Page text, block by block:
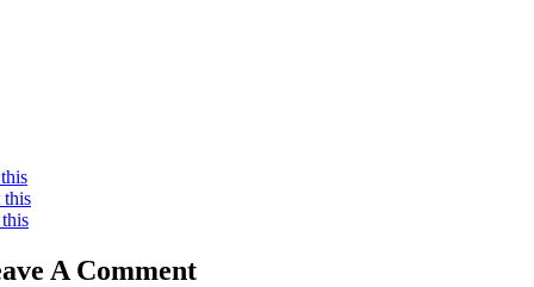
this
A Comment